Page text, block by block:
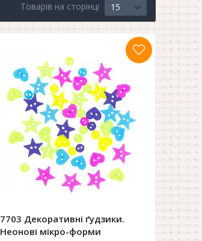
Товарів на сторінці 15
7703 Декоративні ґудзики.
Неонові мікро-форми